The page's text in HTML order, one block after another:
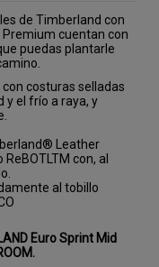
de Timberland con
cuentan con
puedas plantarle
costuras selladas
y el frío a raya, y
Leather
con, al
al tobillo
Euro Sprint Mid